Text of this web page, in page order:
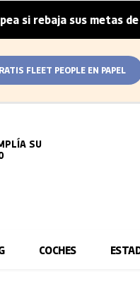
sus metas de CO₂
FLEET PEOPLE EN PAPEL
SU
COCHES